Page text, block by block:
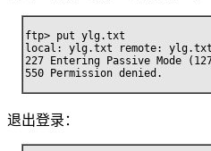
ftp> put ylg.txt
local: ylg.txt remote: ylg.txt
227 Entering Passive Mode
550 Permission denied.
退出登录：